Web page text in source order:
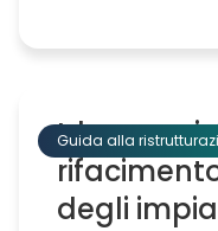
Guida alla
Idee per
degli